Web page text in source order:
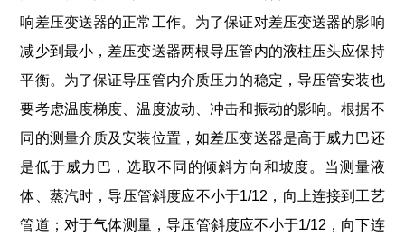
响差压变送器的正常工作。为了保证对差压变送器的影响
减少到最小，差压变送器两根导压管内的液柱压头应保持
平衡。为了保证导压管内介质压力的稳定，导压管安装也
要考虑温度梯度、温度波动、冲击和振动的影响。根据不
同的测量介质及安装位置，如差压变送器是高于威力巴还
是低于威力巴，选取不同的倾斜方向和坡度。当测量液
体、蒸汽时，导压管斜度应不小于1/12，向上连接到工艺
管道；对于气体测量，导压管斜度应不小于1/12，向下连